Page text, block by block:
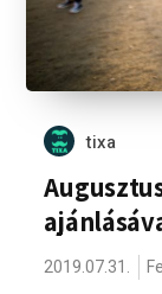
tixa
2019.07.31.